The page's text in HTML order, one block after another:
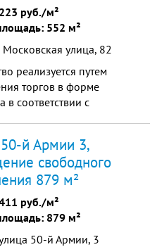
руб./м²
552 м²
улица, 82
реализуется путем
торгов в форме
в соответствии с
№127-ФЗ. Нежилое
(2- этажное кирпичное
общая площадь
мкадастровый номер 32:
74Земельный
й Армии 3,
свободного
879 м²
руб./м²
879 м²
50-й Армии, 3